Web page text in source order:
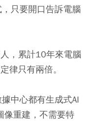
只要開口告訴電腦
，累計10年來電腦
律只有兩倍。
中心都有生成式AI
像重建，不需要特